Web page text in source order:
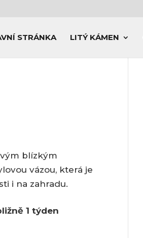
STRÁNKA LITÝ KÁMEN
blízkým
vázou, která je
i na zahradu.
1 týden